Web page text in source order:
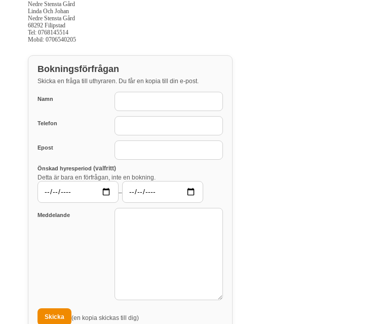
Nedre Stensta Gård
Linda Och Johan
Nedre Stensta Gård
68292 Filipstad
Tel: 0768145514
Mobil: 0706540205
Bokningsförfrågan
Skicka en fråga till uthyraren. Du får en kopia till din e-post.
Namn
Telefon
Epost
Önskad hyresperiod (valfritt)
Detta är bara en förfrågan, inte en bokning.
–
Meddelande
(en kopia skickas till dig)